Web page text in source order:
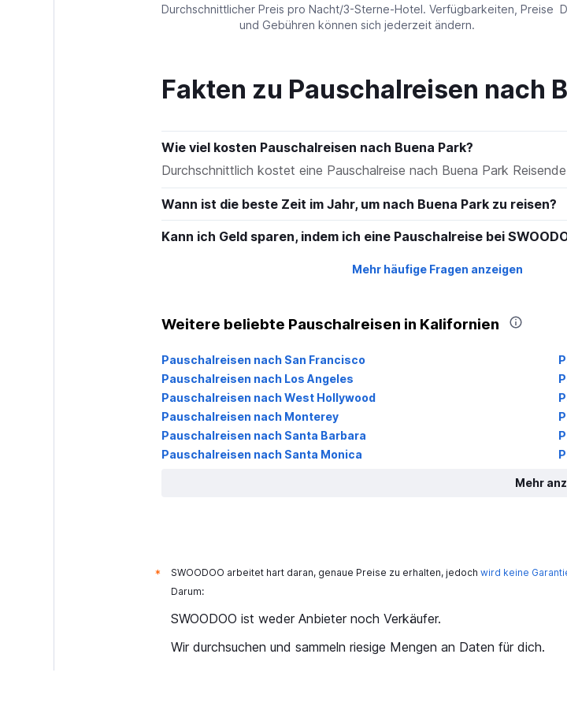
values.
Durchschnittlicher Preis pro Nacht/3-Sterne-Hotel. Verfügbarkeiten, Preise
und Gebühren können sich jederzeit ändern.
Fakten zu Pauschalreisen nach
Wie viel kosten Pauschalreisen nach Buena Park?
Durchschnittlich kostet eine Pauschalreise nach Buena Park
Wann ist die beste Zeit im Jahr, um nach Buena Park zu reisen?
Kann ich Geld sparen, indem ich eine Pauschalreise bei
Mehr häufige Fragen anzeigen
Weitere beliebte Pauschalreisen in Kalifornien
Pauschalreisen nach San Francisco
Pauschalreisen nach Los Angeles
Pauschalreisen nach West Hollywood
Pauschalreisen nach Monterey
Pauschalreisen nach Santa Barbara
Pauschalreisen nach Santa Monica
Mehr
* SWOODOO arbeitet hart daran, genaue Preise zu erhalten, jedoch wird keine
Darum:
SWOODOO ist weder Anbieter noch Verkäufer.
Wir durchsuchen und sammeln riesige Mengen an Daten für dich.